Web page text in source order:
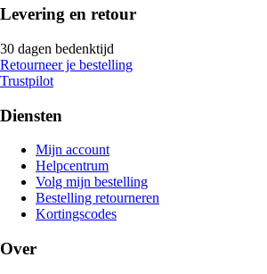
Levering en retour
30 dagen bedenktijd
Retourneer je bestelling
Trustpilot
Diensten
Mijn account
Helpcentrum
Volg mijn bestelling
Bestelling retourneren
Kortingscodes
Over